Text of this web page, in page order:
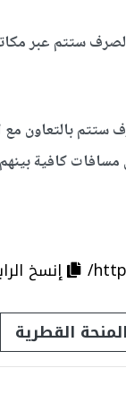
ستتم عبر
ستتم بالتعاون
كافية
إنسخ
المنحة القطرية